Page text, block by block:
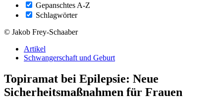
Gepanschtes A-Z
Schlagwörter
© Jakob Frey-Schaaber
Artikel
Schwangerschaft und Geburt
Topiramat bei Epilepsie: Neue
Sicherheitsmaßnahmen für Frauen